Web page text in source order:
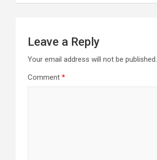
Leave a Reply
Your email address will not be published.
Comment *